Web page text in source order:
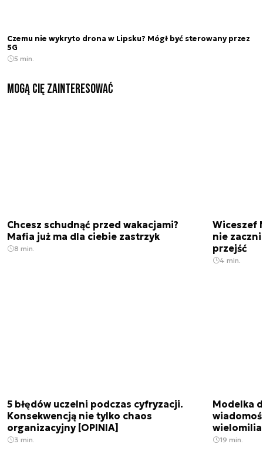
Czemu nie wykryto drona w Lipsku? Mógł być sterowany przez
5G
5 min.
Mogą Cię zainteresować
Chcesz schudnąć przed wakacjami?
Mafia już ma dla ciebie zastrzyk
8 min.
Wiceszef
nie
przejść
4 min.
5 błędów uczelni podczas cyfryzacji.
Konsekwencją nie tylko chaos
organizacyjny [OPINIA]
3 min.
Modelka
19 min.